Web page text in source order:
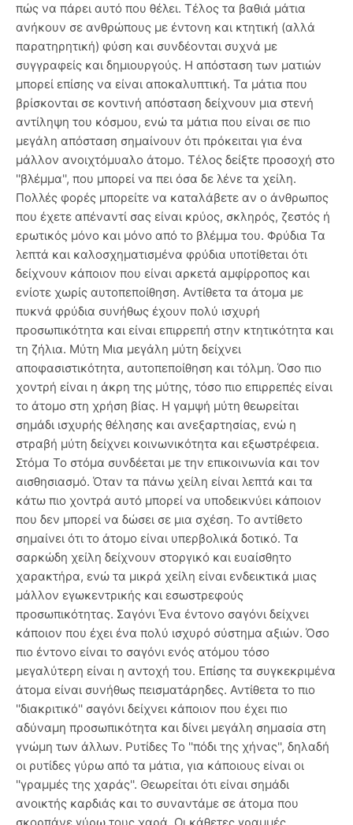
πώς να πάρει αυτό που θέλει. Τέλος τα βαθιά μάτια
ανήκουν σε ανθρώπους με έντονη και κτητική (αλλά
παρατηρητική) φύση και συνδέονται συχνά με
συγγραφείς και δημιουργούς. Η απόσταση των ματιών
μπορεί επίσης να είναι αποκαλυπτική. Τα μάτια που
βρίσκονται σε κοντινή απόσταση δείχνουν μια στενή
αντίληψη του κόσμου, ενώ τα μάτια που είναι σε πιο
μεγάλη απόσταση σημαίνουν ότι πρόκειται για ένα
μάλλον ανοιχτόμυαλο άτομο. Τέλος δείξτε προσοχή στο
''βλέμμα'', που μπορεί να πει όσα δε λένε τα χείλη.
Πολλές φορές μπορείτε να καταλάβετε αν ο άνθρωπος
που έχετε απέναντί σας είναι κρύος, σκληρός, ζεστός ή
ερωτικός μόνο και μόνο από το βλέμμα του. Φρύδια Τα
λεπτά και καλοσχηματισμένα φρύδια υποτίθεται ότι
δείχνουν κάποιον που είναι αρκετά αμφίρροπος και
ενίοτε χωρίς αυτοπεποίθηση. Αντίθετα τα άτομα με
πυκνά φρύδια συνήθως έχουν πολύ ισχυρή
προσωπικότητα και είναι επιρρεπή στην κτητικότητα και
τη ζήλια. Μύτη Μια μεγάλη μύτη δείχνει
αποφασιστικότητα, αυτοπεποίθηση και τόλμη. Όσο πιο
χοντρή είναι η άκρη της μύτης, τόσο πιο επιρρεπές είναι
το άτομο στη χρήση βίας. Η γαμψή μύτη θεωρείται
σημάδι ισχυρής θέλησης και ανεξαρτησίας, ενώ η
στραβή μύτη δείχνει κοινωνικότητα και εξωστρέφεια.
Στόμα Το στόμα συνδέεται με την επικοινωνία και τον
αισθησιασμό. Όταν τα πάνω χείλη είναι λεπτά και τα
κάτω πιο χοντρά αυτό μπορεί να υποδεικνύει κάποιον
που δεν μπορεί να δώσει σε μια σχέση. Το αντίθετο
σημαίνει ότι το άτομο είναι υπερβολικά δοτικό. Τα
σαρκώδη χείλη δείχνουν στοργικό και ευαίσθητο
χαρακτήρα, ενώ τα μικρά χείλη είναι ενδεικτικά μιας
μάλλον εγωκεντρικής και εσωστρεφούς
προσωπικότητας. Σαγόνι Ένα έντονο σαγόνι δείχνει
κάποιον που έχει ένα πολύ ισχυρό σύστημα αξιών. Όσο
πιο έντονο είναι το σαγόνι ενός ατόμου τόσο
μεγαλύτερη είναι η αντοχή του. Επίσης τα συγκεκριμένα
άτομα είναι συνήθως πεισματάρηδες. Αντίθετα το πιο
''διακριτικό'' σαγόνι δείχνει κάποιον που έχει πιο
αδύναμη προσωπικότητα και δίνει μεγάλη σημασία στη
γνώμη των άλλων. Ρυτίδες Το ''πόδι της χήνας'', δηλαδή
οι ρυτίδες γύρω από τα μάτια, για κάποιους είναι οι
''γραμμές της χαράς''. Θεωρείται ότι είναι σημάδι
ανοικτής καρδιάς και το συναντάμε σε άτομα που